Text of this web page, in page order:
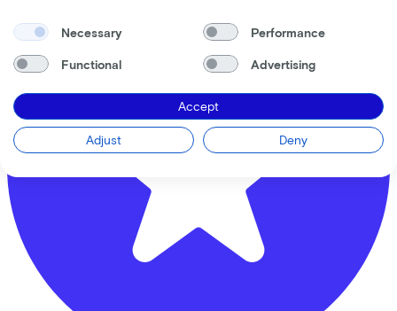
Back to top
Privacy statement
Cookie statement
Cookie settings
Necessary Performance
Functional Advertising
Accept
Adjust Deny